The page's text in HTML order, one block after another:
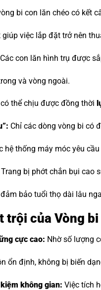
bi con lăn chéo có kết
việc lắp đặt trở nên
Các con lăn hình trụ được
và vòng ngoài.
thể chịu được đồng thời
Chỉ các dòng vòng bi có
hệ thống máy móc yêu
Trang bị phớt chắn bụi cao
bảo tuổi thọ dài lâu
của Vòng bi
cực cao: Nhờ số lượng
ổn định, không bị biến
không gian: Việc tích